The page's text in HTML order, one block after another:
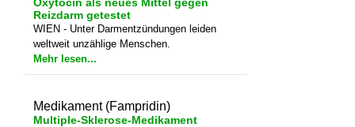
Oxytocin
Oxytocin als neues Mittel gegen
Reizdarm getestet
WIEN - Unter Darmentzündungen leiden
weltweit unzählige Menschen.